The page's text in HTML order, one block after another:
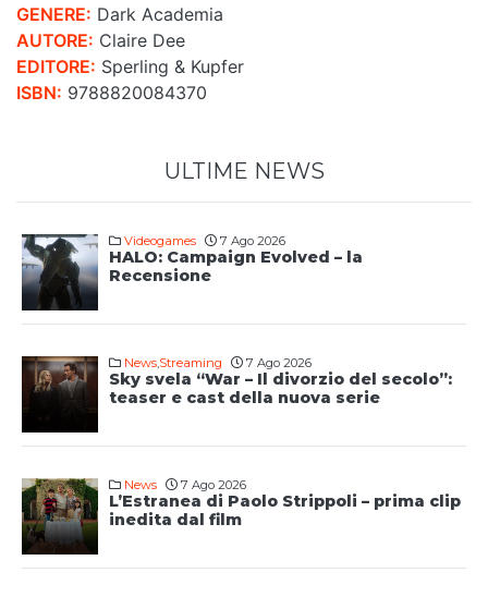
GENERE: Dark Academia
AUTORE: Claire Dee
EDITORE: Sperling & Kupfer
ISBN: 9788820084370
ULTIME NEWS
Videogames 7 Ago 2026
HALO: Campaign Evolved – la
Recensione
News Streaming 7 Ago 2026
Sky svela “War – Il divorzio del secolo”:
teaser e cast della nuova serie
News 7 Ago 2026
L’Estranea di Paolo Strippoli – prima clip
inedita dal film